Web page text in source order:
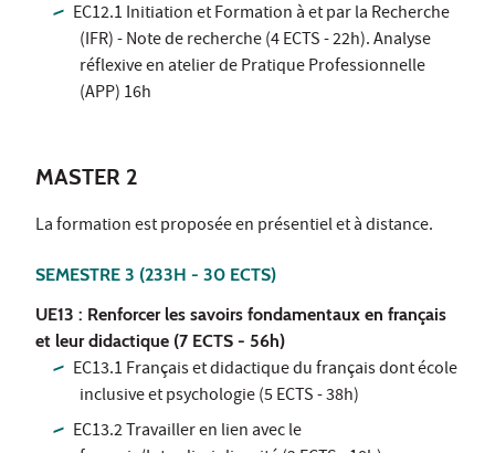
EC12.1 Initiation et Formation à et par la Recherche
(IFR) - Note de recherche (4 ECTS - 22h). Analyse
réflexive en atelier de Pratique Professionnelle
(APP) 16h
MASTER 2
La formation est proposée en présentiel et à distance.
SEMESTRE 3 (233H - 30 ECTS)
UE13 : Renforcer les savoirs fondamentaux en français
et leur didactique (7 ECTS - 56h)
EC13.1 Français et didactique du français dont école
inclusive et psychologie (5 ECTS - 38h)
EC13.2 Travailler en lien avec le